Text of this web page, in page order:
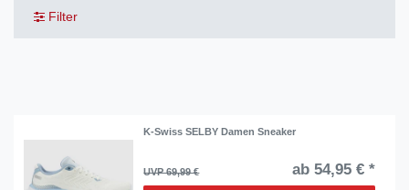
Filter
K-Swiss SELBY Damen Sneaker
UVP 69,99 € ab 54,95 € *